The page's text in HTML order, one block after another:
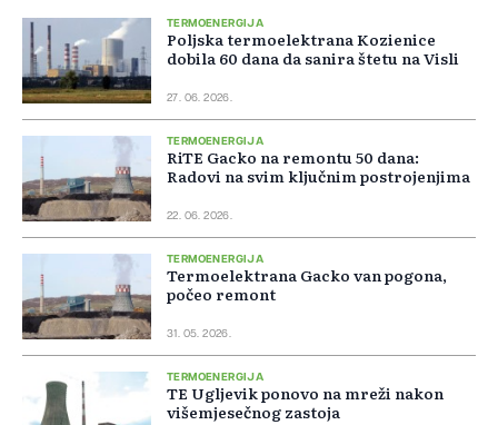
TERMOENERGIJA
Poljska termoelektrana Kozienice
dobila 60 dana da sanira štetu na Visli
27. 06. 2026.
TERMOENERGIJA
RiTE Gacko na remontu 50 dana:
Radovi na svim ključnim postrojenjima
22. 06. 2026.
TERMOENERGIJA
Termoelektrana Gacko van pogona,
počeo remont
31. 05. 2026.
TERMOENERGIJA
TE Ugljevik ponovo na mreži nakon
višemjesečnog zastoja